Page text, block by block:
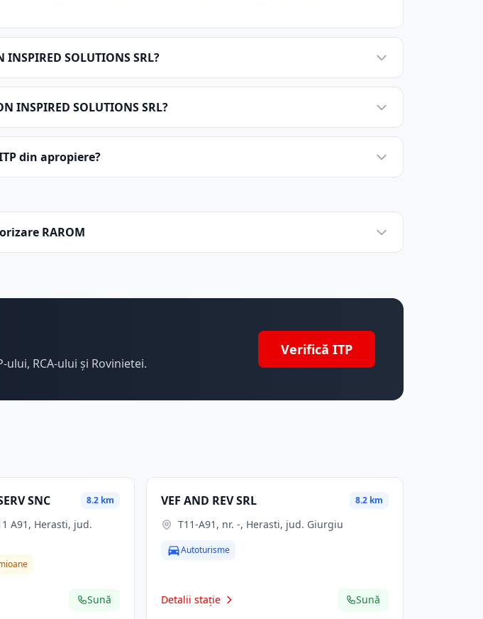
SOLUTIONS SRL?
INSPIRED SOLUTIONS SRL?
din apropiere?
RAROM
RCA-ului și Rovinietei.
Verifică ITP
SNC 8.2 km
Sună
VEF AND REV SRL 8.2 km
T11-A91, nr. -, Herasti, jud. Giurgiu
Autoturisme
Detalii stație Sună